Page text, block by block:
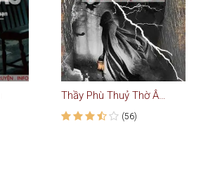
Thầy Phù Thuỷ Thờ Âm Binh
(56)